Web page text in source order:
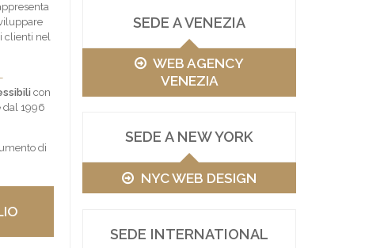
SEDE A VENEZIA
WEB AGENCY
VENEZIA
SEDE A NEW YORK
NYC WEB DESIGN
SEDE INTERNATIONAL
clienti nel
con
dal 1996
di